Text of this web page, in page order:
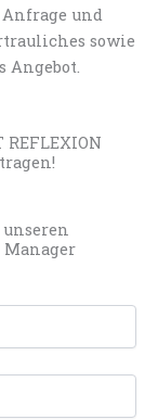
und
sowie